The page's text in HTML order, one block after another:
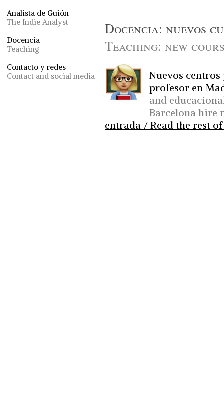
Analista de Guión
The Indie Analyst
Docencia
Teaching
Contacto y redes
Contact and social media
Docencia: nuevos
Teaching: new
Nuevos
profesor en
and
Barcelona hire
entrada / Read the rest